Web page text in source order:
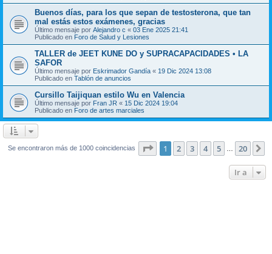
Buenos días, para los que sepan de testosterona, que tan
mal estás estos exámenes, gracias
Último mensaje por Alejandro c « 03 Ene 2025 21:41
Publicado en Foro de Salud y Lesiones
TALLER de JEET KUNE DO y SUPRACAPACIDADES • LA
SAFOR
Último mensaje por Eskrimador Gandía « 19 Dic 2024 13:08
Publicado en Tablón de anuncios
Cursillo Taijiquan estilo Wu en Valencia
Último mensaje por Fran JR « 15 Dic 2024 19:04
Publicado en Foro de artes marciales
Se encontraron más de 1000 coincidencias Página de 20
1 2 3 4 5 20
Ir a